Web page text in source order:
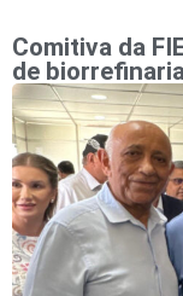
Comitiva da
de